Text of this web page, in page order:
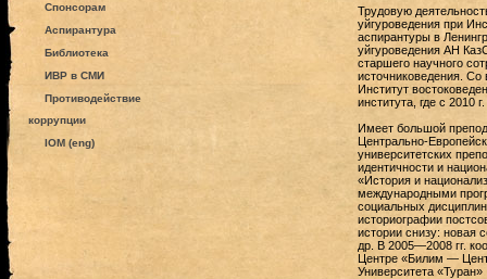
Спонсорам
Аспирантура
Библиотека
ИВР в СМИ
Противодействие
коррупции
IOM (eng)
Трудовую
уйгуроведения при
аспирантуры в
уйгуроведения АН
старшего научного
источниковедения. Со
Институт
института, где с 2010
Имеет большой
Центрально-
университетских
идентичности и
«История и
международными
социальных
историографии
истории снизу: новая
др. В 2005—2008 гг.
Центре «Билим —
Университета «Туран»